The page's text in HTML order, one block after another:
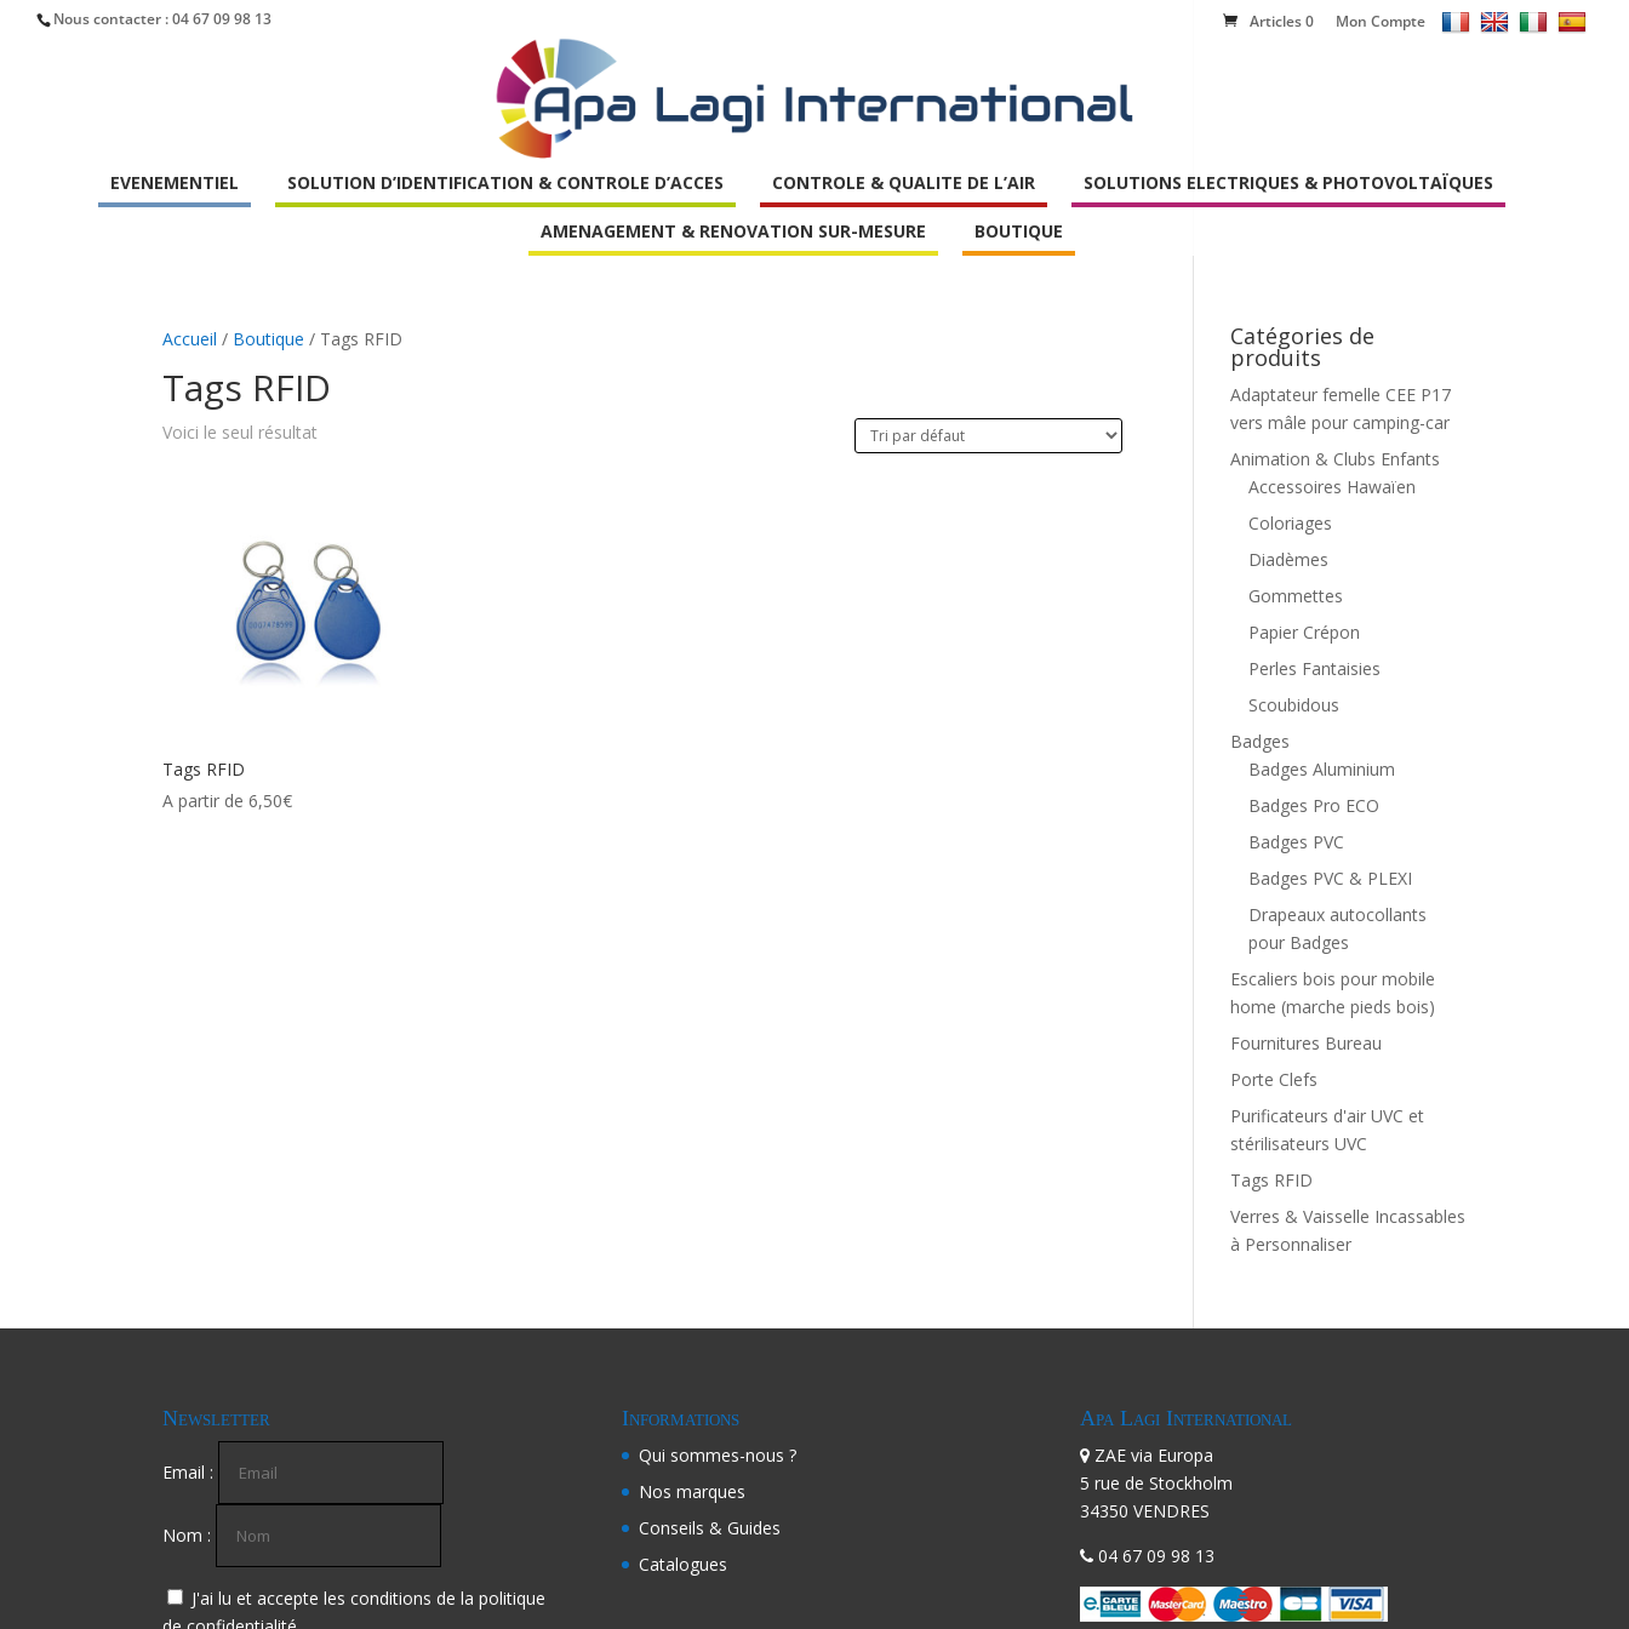
Nous contacter :04 67 09 98 13 Articles 0 Mon Compte
EVENEMENTIEL SOLUTION D’IDENTIFICATION & CONTROLE D’ACCES CONTROLE & QUALITE DE L’AIR SOLUTIONS ELECTRIQUES & PHOTOVOLTAÏQUES
AMENAGEMENT & RENOVATION SUR-MESURE BOUTIQUE
Accueil / Boutique / Tags RFID
Tags RFID
Voici le seul résultat
Tags RFID
A partir de6,50€
Catégories de
produits
Adaptateur femelle CEE P17
vers mâle pour camping-car
Animation & Clubs Enfants
Accessoires Hawaïen
Coloriages
Diadèmes
Gommettes
Papier Crépon
Perles Fantaisies
Scoubidous
Badges
Badges Aluminium
Badges Pro ECO
Badges PVC
Badges PVC & PLEXI
Drapeaux autocollants
pour Badges
Escaliers bois pour mobile
home (marche pieds bois)
Fournitures Bureau
Porte Clefs
Purificateurs d'air UVC et
stérilisateurs UVC
Tags RFID
Verres & Vaisselle Incassables
à Personnaliser
Newsletter
Email :
Nom :
J'ai lu et accepte les conditions de la politique
Informations
Qui sommes-nous ?
Nos marques
Conseils & Guides
Catalogues
Apa Lagi International
ZAE via Europa
5 rue de Stockholm
34350 VENDRES
04 67 09 98 13